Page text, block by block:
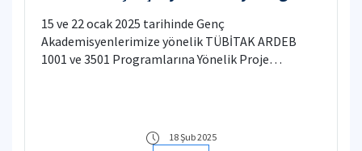
15 ve 22 ocak 2025 tarihinde Genç
Akademisyenlerimize yönelik TÜBİTAK ARDEB
1001 ve 3501 Programlarına Yönelik Proje
18 Şub 2025